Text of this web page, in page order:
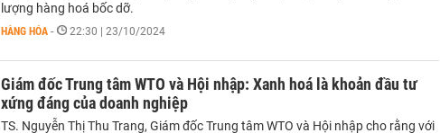
lượng hàng hoá bốc dỡ.
HÀNG HÓA - 22:30 | 23/10/2024
Giám đốc Trung tâm WTO và Hội nhập: Xanh hoá là khoản đầu tư
xứng đáng của doanh nghiệp
TS. Nguyễn Thị Thu Trang, Giám đốc Trung tâm WTO và Hội nhập cho rằng với